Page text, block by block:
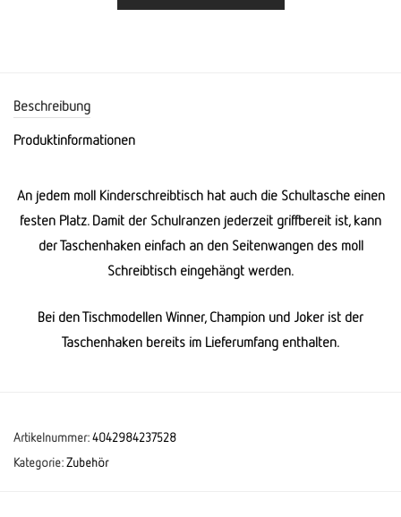
Beschreibung
Produktinformationen
An jedem moll Kinderschreibtisch hat auch die Schultasche einen
festen Platz. Damit der Schulranzen jederzeit griffbereit ist, kann
der Taschenhaken einfach an den Seitenwangen des moll
Schreibtisch eingehängt werden.
Bei den Tischmodellen Winner, Champion und Joker ist der
Taschenhaken bereits im Lieferumfang enthalten.
Artikelnummer:4042984237528
Kategorie:Zubehör